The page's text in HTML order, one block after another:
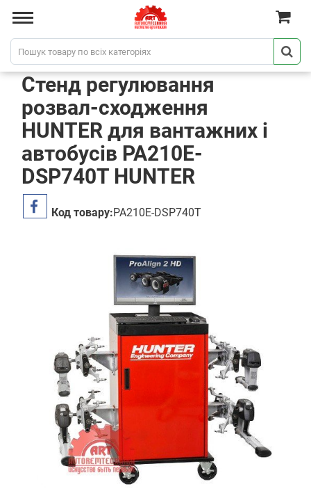
Стенд регулювання
розвал-сходження
HUNTER для вантажних і
автобусів PA210E-
DSP740T HUNTER
Код товару:PA210E-DSP740T